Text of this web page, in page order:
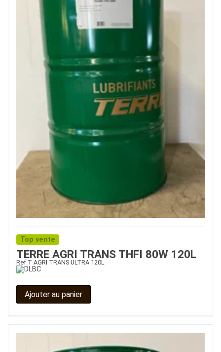
Top vente
TERRE AGRI TRANS THFI 80W 120L
Ref. T AGRI TRANS ULTRA 120L
Ajouter au panier